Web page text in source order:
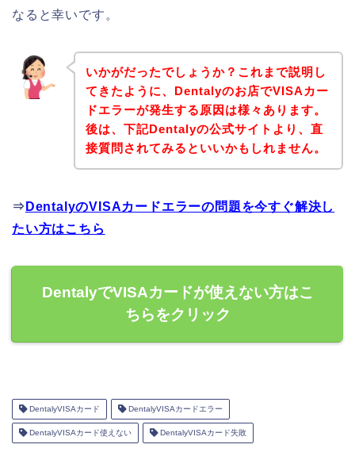
なると幸いです。
いかがだったでしょうか？これまで説明し
てきたように、Dentalyのお店でVISAカー
ドエラーが発生する原因は様々あります。
後は、下記Dentalyの公式サイトより、直
接質問されてみるといいかもしれません。
⇒ DentalyのVISAカードエラーの問題を今すぐ解決し
たい方はこちら
DentalyでVISAカードが使えない方はこ
ちらをクリック
DentalyVISAカード DentalyVISAカードエラー
DentalyVISAカード使えない DentalyVISAカード失敗